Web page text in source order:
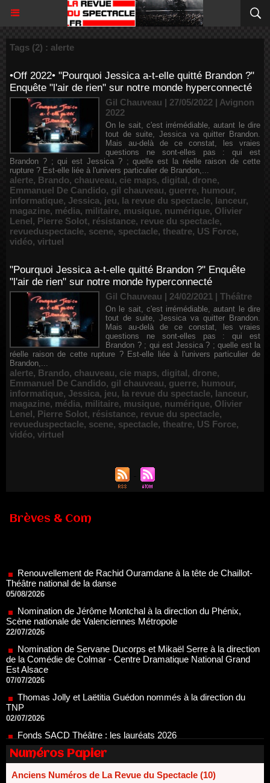
Tags (2) : alerte
•Off 2022• "Pourquoi Jessica a-t-elle quitté Brandon ?"
Enquête "l'air de rien" sur notre monde hyperconnecté
Gil Chauveau | 27/05/2022 | Avignon
2022
On le sait, c'est irrémédiable, autant le dire
tout de suite, Jessica va quitter Brandon.
Mais au-delà de ce constat, les vraies
questions ne sont-elles pas : qui est
Brandon ? ; qui est Jessica ? ; quelle est la réelle raison de cette
rupture ? Est-elle liée à l'univers particulier de Brandon,...
alerte, Brando, chauveau, cie maps, digital, drone,
Emmanuel De Candido, gil chauveau, guerre, humour,
informatique, Jessica, jeu, la revue du spectacle, lanceur,
magazine, média, militaire, musique, numérique, Olivier
Lenel, Pierre Solot, résistance, revue du spectacle,
revueduspectacle, scene, spectacle, theatre, US Force,
vidéo, virtuel
"Pourquoi Jessica a-t-elle quitté Brandon ?" Enquête
"l'air de rien" sur notre monde hyperconnecté
Gil Chauveau | 24/02/2021 | Théâtre
On le sait, c'est irrémédiable, autant le dire
tout de suite, Jessica va quitter Brandon.
Mais au-delà de ce constat, les vraies
questions ne sont-elles pas : qui est
Brandon ? ; qui est Jessica ? ; quelle est la
réelle raison de cette rupture ? Est-elle liée à l'univers particulier de
Brandon,...
alerte, Brando, chauveau, cie maps, digital, drone,
Emmanuel De Candido, gil chauveau, guerre, humour,
informatique, Jessica, jeu, la revue du spectacle, lanceur,
magazine, média, militaire, musique, numérique, Olivier
Lenel, Pierre Solot, résistance, revue du spectacle,
revueduspectacle, scene, spectacle, theatre, US Force,
vidéo, virtuel
Brèves & Com
05/08/2026
Nomination de Jérôme Montchal à la direction du Phénix,
Scène nationale de Valenciennes Métropole
22/07/2026
Nomination de Servane Ducorps et Mikaël Serre à la direction
de la Comédie de Colmar - Centre Dramatique National Grand
Est Alsace
07/07/2026
Thomas Jolly et Laëtitia Guédon nommés à la direction du
TNP
02/07/2026
Fonds SACD Théâtre : les lauréats 2026
23/06/2026
Dispositif ARTCENA Écrire pour le cirque, les lauréats 2026 !
20/06/2026
Le palmarès des prix SACD 2026
18/06/2026
Numéros Papier
Anciens Numéros de La Revue du Spectacle (10)